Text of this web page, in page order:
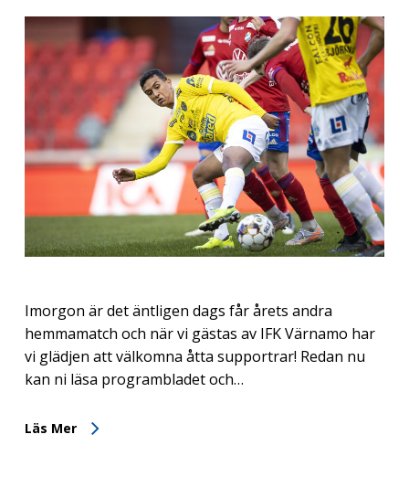
Imorgon är det äntligen dags får årets andra
hemmamatch och när vi gästas av IFK Värnamo har
vi glädjen att välkomna åtta supportrar! Redan nu
kan ni läsa programbladet och…
Läs Mer